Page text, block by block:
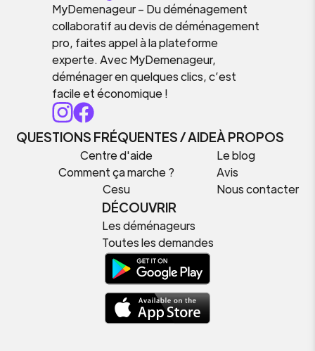
MyDemenageur – Du déménagement
collaboratif au devis de déménagement
pro, faites appel à la plateforme
experte. Avec MyDemenageur,
déménager en quelques clics, c’est
facile et économique !
QUESTIONS FRÉQUENTES / AIDE
Centre d'aide
Comment ça marche ?
Cesu
À PROPOS
Le blog
Avis
Nous contacter
DÉCOUVRIR
Les déménageurs
Toutes les demandes